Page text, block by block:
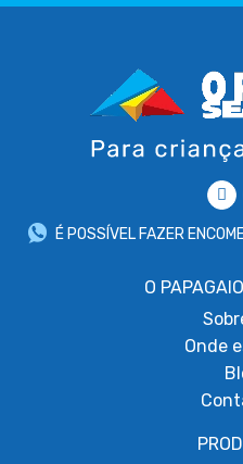
É POSSÍVEL FAZER
O
Onde